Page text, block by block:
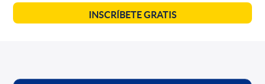
INSCRÍBETE GRATIS